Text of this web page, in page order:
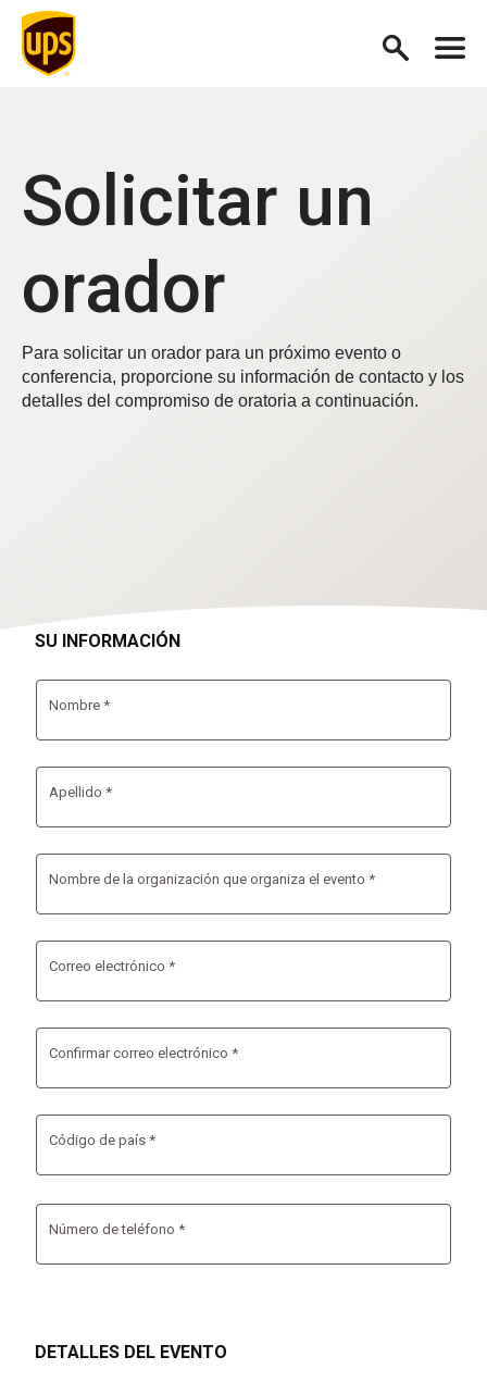
Solicitar un
orador
Para solicitar un orador para un próximo evento o
conferencia, proporcione su información de contacto y los
detalles del compromiso de oratoria a continuación.
SU INFORMACIÓN
Nombre *
Apellido *
Nombre de la organización que organiza el evento *
Correo electrónico *
Confirmar correo electrónico *
Código de país *
Número de teléfono *
DETALLES DEL EVENTO